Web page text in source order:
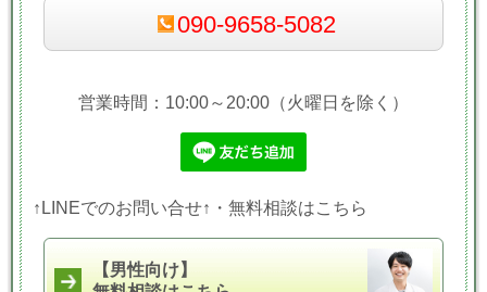
090-9658-5082
営業時間：10:00～20:00（火曜日を除く）
↑LINEでのお問い合せ↑・無料相談はこちら
【男性向け】